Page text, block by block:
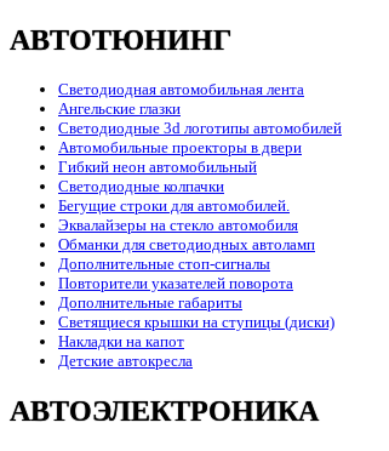
АВТОТЮНИНГ
Светодиодная автомобильная лента
Ангельские глазки
Светодиодные 3d логотипы автомобилей
Автомобильные проекторы в двери
Гибкий неон автомобильный
Светодиодные колпачки
Бегущие строки для автомобилей.
Эквалайзеры на стекло автомобиля
Обманки для светодиодных автоламп
Дополнительные стоп-сигналы
Повторители указателей поворота
Дополнительные габариты
Светящиеся крышки на ступицы (диски)
Накладки на капот
Детские автокресла
АВТОЭЛЕКТРОНИКА